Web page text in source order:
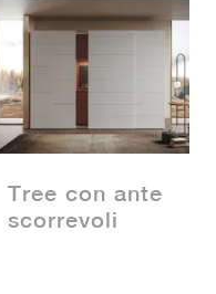
Tree con ante
scorrevoli